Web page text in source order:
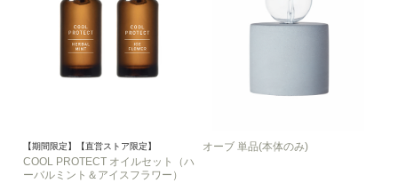
【期間限定】【直営ストア限定】
COOL PROTECT オイルセット（ハ
ーバルミント＆アイスフラワー）
オーブ 単品(本体のみ)